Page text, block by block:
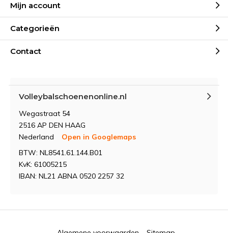
Mijn account
Categorieën
Contact
Volleybalschoenenonline.nl
Wegastraat 54
2516 AP DEN HAAG
Nederland
Open in Googlemaps
BTW: NL8541.61.144.B01
KvK: 61005215
IBAN: NL21 ABNA 0520 2257 32